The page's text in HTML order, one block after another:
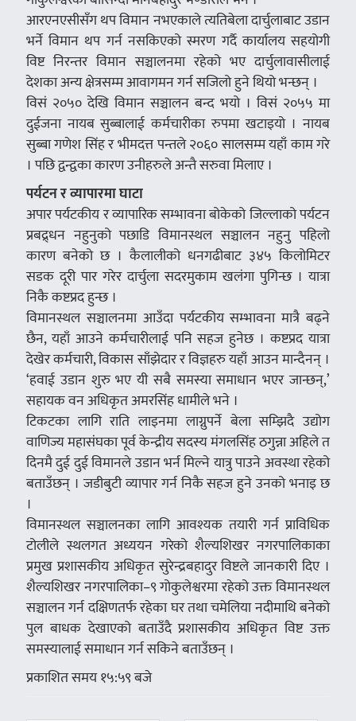
आरएनएसीसँग थप विमान नभएकाले त्यतिबेला दार्चुलाबाट उडान
भर्ने विमान थप गर्न नसकिएको स्मरण गर्दै कार्यालय सहयोगी
विष्ट निरन्तर विमान सञ्चालनमा रहेको भए दार्चुलावासीलाई
देशका अन्य क्षेत्रसम्म आवागमन गर्न सजिलो हुने थियो भन्छन् ।
विसं २०५० देखि विमान सञ्चालन बन्द भयो । विसं २०५५ मा
दुईजना नायब सुब्बालाई कर्मचारीका रुपमा खटाइयो । नायब
सुब्बा गणेश सिंह र भीमदत्त पन्तले २०६० सालसम्म यहाँ काम गरे
। पछि द्वन्द्वका कारण उनीहरुले अन्तै सरुवा मिलाए ।
पर्यटन र व्यापारमा घाटा
अपार पर्यटकीय र व्यापारिक सम्भावना बोकेको जिल्लाको पर्यटन
प्रबद्र्धन नहुनुको पछाडि विमानस्थल सञ्चालन नहुनु पहिलो
कारण बनेको छ । कैलालीको धनगढीबाट ३४५ किलोमिटर
सडक दूरी पार गरेर दार्चुला सदरमुकाम खलंगा पुगिन्छ । यात्रा
निकै कष्टप्रद हुन्छ ।
विमानस्थल सञ्चालनमा आउँदा पर्यटकीय सम्भावना मात्रै बढ्ने
छैन, यहाँ आउने कर्मचारीलाई पनि सहज हुनेछ । कष्टप्रद यात्रा
देखेर कर्मचारी, विकास साँझेदार र विज्ञहरु यहाँ आउन मान्दैनन् ।
‘हवाई उडान शुरु भए यी सबै समस्या समाधान भएर जान्छन्,’
सहायक वन अधिकृत अमरसिंह धामीले भने ।
टिकटका लागि राति लाइनमा लाग्नुपर्ने बेला सम्झिदै उद्योग
वाणिज्य महासंघका पूर्व केन्द्रीय सदस्य मंगलसिंह ठगुन्ना अहिले त
दिनमै दुई दुई विमानले उडान भर्न मिल्ने यात्रु पाउने अवस्था रहेको
बताउँछन् । जडीबुटी व्यापार गर्न निकै सहज हुने उनको भनाइ छ
।
विमानस्थल सञ्चालनका लागि आवश्यक तयारी गर्न प्राविधिक
टोलीले स्थलगत अध्ययन गरेको शैल्यशिखर नगरपालिकाका
प्रमुख प्रशासकीय अधिकृत सुरेन्द्रबहादुर विष्टले जानकारी दिए ।
शैल्यशिखर नगरपालिका–९ गोकुलेश्वरमा रहेको उक्त विमानस्थल
सञ्चालन गर्न दक्षिणतर्फ रहेका घर तथा चमेलिया नदीमाथि बनेको
पुल बाधक देखाएको बताउँदै प्रशासकीय अधिकृत विष्ट उक्त
समस्यालाई समाधान गर्न सकिने बताउँछन् ।
प्रकाशित समय १५:५९ बजे